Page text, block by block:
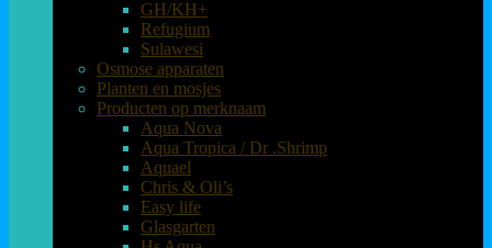
GH/KH+
Refugium
Sulawesi
Osmose apparaten
Planten en mosjes
Producten op merknaam
Aqua Nova
Aqua Tropica / Dr .Shrimp
Aquael
Chris & Oli’s
Easy life
Glasgarten